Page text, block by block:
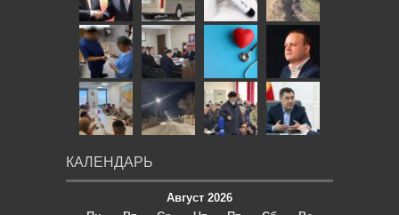
КАЛЕНДАРЬ
Август 2026